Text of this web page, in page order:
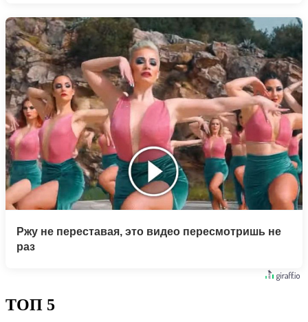
Ржу не переставая, это видео пересмотришь не
раз
ТОП 5